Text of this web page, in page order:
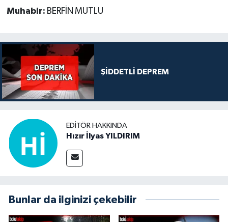
Muhabir: BERFİN MUTLU
ŞİDDETLİ DEPREM
EDITÖR HAKKINDA
Hızır İlyas YILDIRIM
Bunlar da ilginizi çekebilir